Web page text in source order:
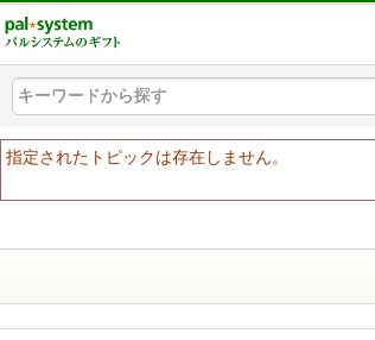
ヘルプ
ご利用ガイド
よくあるご質問（ギフトに関する情報）
ヘルプ・お問い合わせ
キーワードから探す
キーワードから探す
キーワードから探す
指定されたトピックは存在しません。